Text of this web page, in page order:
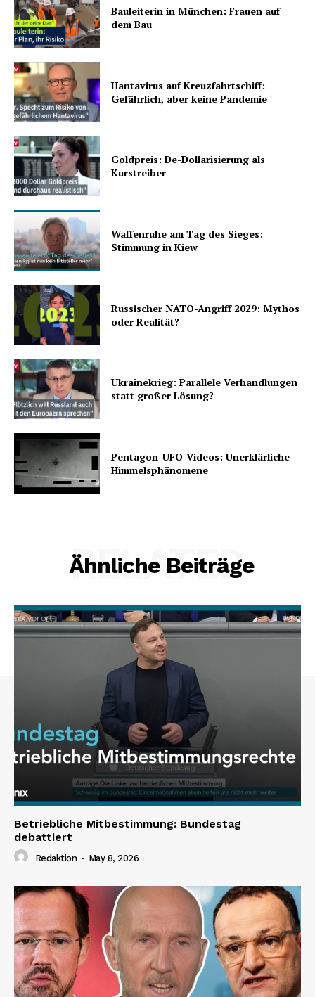
Bauleiterin in München: Frauen auf
dem Bau
Hantavirus auf Kreuzfahrtschiff:
Gefährlich, aber keine Pandemie
Goldpreis: De-Dollarisierung als
Kurstreiber
Waffenruhe am Tag des Sieges:
Stimmung in Kiew
Russischer NATO-Angriff 2029: Mythos
oder Realität?
Ukrainekrieg: Parallele Verhandlungen
statt großer Lösung?
Pentagon-UFO-Videos: Unerklärliche
Himmelsphänomene
Ähnliche Beiträge
RELATED
Betriebliche Mitbestimmung: Bundestag
debattiert
Redaktion - May 8, 2026